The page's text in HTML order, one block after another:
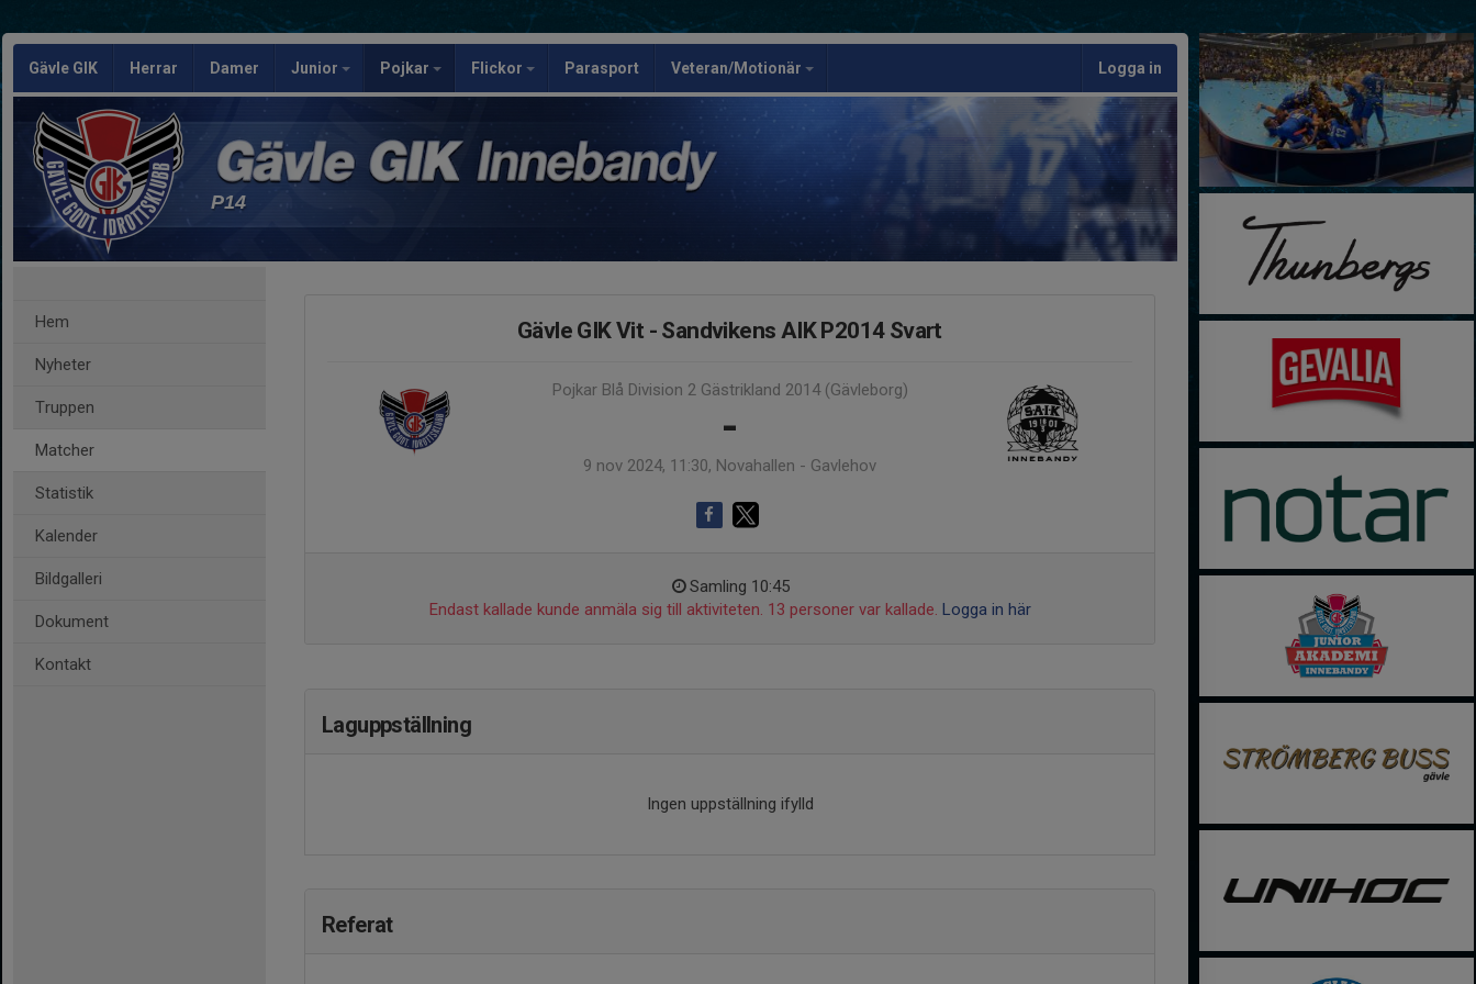
Gävle GIK Herrar Damer Junior Pojkar Flickor Parasport Veteran/Motionär Logga in
P14
Hem
Nyheter
Truppen
Matcher
Statistik
Kalender
Bildgalleri
Dokument
Kontakt
Gävle GIK Vit - Sandvikens AIK P2014 Svart
Pojkar Blå Division 2 Gästrikland 2014 (Gävleborg)
-
9 nov 2024, 11:30, Novahallen - Gavlehov
Samling 10:45
Endast kallade kunde anmäla sig till aktiviteten. 13 personer var kallade. Logga in här
Laguppställning
Ingen uppställning ifylld
Referat